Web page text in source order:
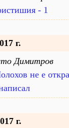
- 1
г.
Димитров
не е
г.